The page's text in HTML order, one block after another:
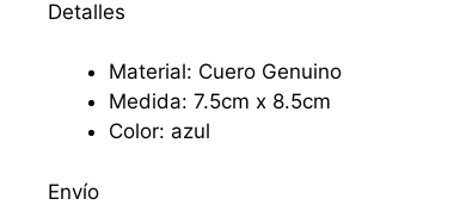
Detalles
Material: Cuero Genuino
Medida: 7.5cm x 8.5cm
Color: azul
Envío